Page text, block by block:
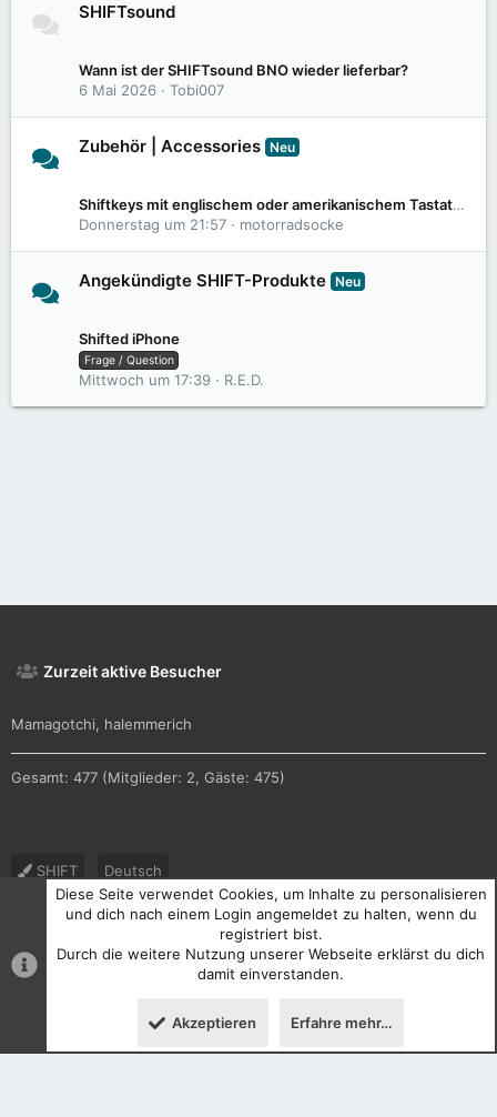
SHIFTsound
Wann ist der SHIFTsound BNO wieder lieferbar?
6 Mai 2026
Tobi007
Zubehör | Accessories Neu
Shiftkeys mit englischem oder amerikanischem Tastatur Layout?
Donnerstag um 21:57
motorradsocke
Angekündigte SHIFT-Produkte Neu
Shifted iPhone
Frage / Question
Mittwoch um 17:39 R.E.D.
Zurzeit aktive Besucher
Mamagotchi halemmerich
Gesamt: 477 (Mitglieder: 2, Gäste: 475)
SHIFT
Deutsch
Nutzungsbedingungen
Datenschutz Hilfe und Impressum
S
S
Diese Seite verwendet Cookies, um Inhalte zu personalisieren
und dich nach einem Login angemeldet zu halten, wenn du
registriert bist.
Durch die weitere Nutzung unserer Webseite erklärst du dich
damit einverstanden.
Akzeptieren Erfahre mehr…